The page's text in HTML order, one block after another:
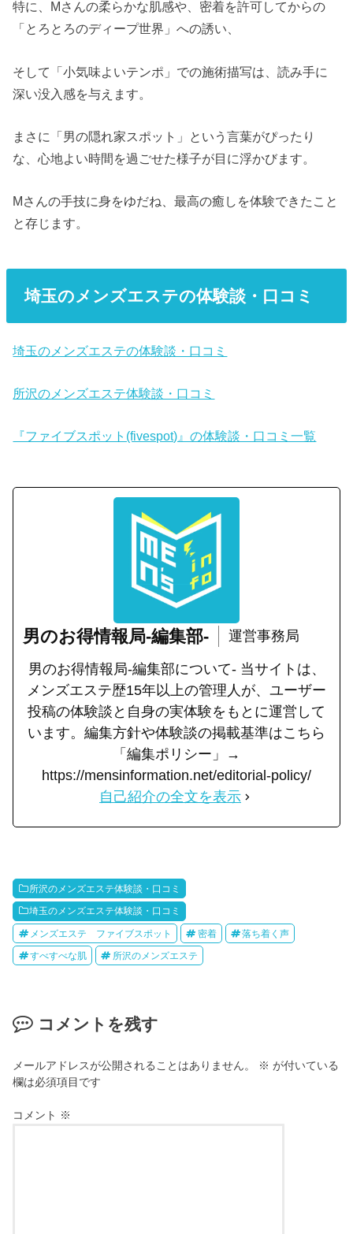
特に、Mさんの柔らかな肌感や、密着を許可してからの
「とろとろのディープ世界」への誘い、
そして「小気味よいテンポ」での施術描写は、読み手に
深い没入感を与えます。
まさに「男の隠れ家スポット」という言葉がぴったり
な、心地よい時間を過ごせた様子が目に浮かびます。
Mさんの手技に身をゆだね、最高の癒しを体験できたこと
と存じます。
埼玉のメンズエステの体験談・口コミ
埼玉のメンズエステの体験談・口コミ
所沢のメンズエステ体験談・口コミ
『ファイブスポット(fivespot)』の体験談・口コミ一覧
男のお得情報局-編集部- 運営事務局
男のお得情報局-編集部について- 当サイトは、
メンズエステ歴15年以上の管理人が、ユーザー
投稿の体験談と自身の実体験をもとに運営して
います。編集方針や体験談の掲載基準はこちら
「編集ポリシー」→
https://mensinformation.net/editorial-policy/
自己紹介の全文を表示
所沢のメンズエステ体験談・口コミ
埼玉のメンズエステ体験談・口コミ
メンズエステ ファイブスポット 密着 落ち着く声
すべすべな肌 所沢のメンズエステ
コメントを残す
メールアドレスが公開されることはありません。 ※ が付いている
欄は必須項目です
コメント ※